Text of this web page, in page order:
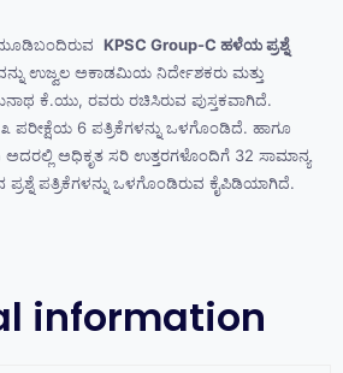
KPSC Group-C ಹಳೆಯ ಪ್ರಶ್ನೆ
ಉಜ್ವಲ ಅಕಾಡಮಿಯ ನಿರ್ದೇಶಕರು ಮತ್ತು
ಕೆ.ಯು, ರವರು ರಚಿಸಿರುವ ಪುಸ್ತಕವಾಗಿದೆ.
ಪರೀಕ್ಷೆಯ 6 ಪತ್ರಿಕೆಗಳನ್ನು ಒಳಗೊಂಡಿದೆ. ಹಾಗೂ
ಅದರಲ್ಲಿ ಅಧಿಕೃತ ಸರಿ ಉತ್ತರಗಳೊಂದಿಗೆ 32 ಸಾಮಾನ್ಯ
ಪತ್ರಿಕೆಗಳನ್ನು ಒಳಗೊಂಡಿರುವ ಕೈಪಿಡಿಯಾಗಿದೆ.
information